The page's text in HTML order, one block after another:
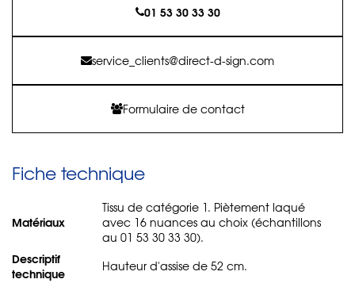
01 53 30 33 30
service_clients@direct-d-sign.com
Formulaire de contact
Fiche technique
Matériaux
Tissu de catégorie 1. Piètement laqué
avec 16 nuances au choix (échantillons
au 01 53 30 33 30).
Descriptif
technique
Hauteur d'assise de 52 cm.